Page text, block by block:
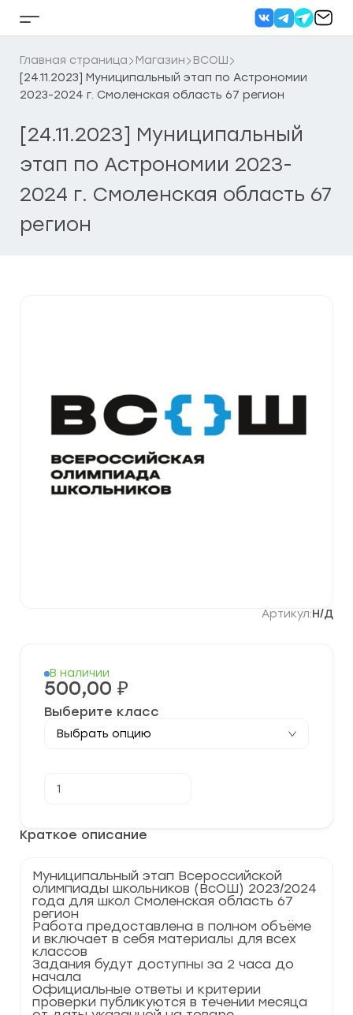
Кнопка
бокового
меню
Главная страница Магазин
ВСОШ
[24.11.2023] Муниципальный этап по Астрономии
2023-2024 г. Смоленская область 67 регион
[24.11.2023] Муниципальный
этап по Астрономии 2023-
2024 г. Смоленская область 67
регион
Артикул:Н/Д
Краткое описание
Муниципальный этап Всероссийской
олимпиады школьников (ВсОШ) 2023/2024
года для школ Смоленская область 67
регион
Работа предоставлена в полном объёме
и включает в себя материалы для всех
классов
Задания будут доступны за 2 часа до
начала
Официальные ответы и критерии
проверки публикуются в течении месяца
В наличии
500,00 ₽
Выберите класс
товара
этап
по
2024
г.
Смоленская
область
67
регион